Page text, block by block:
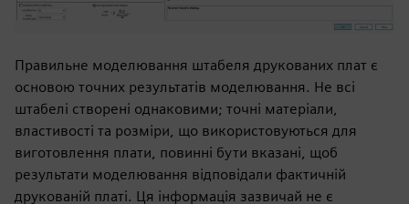
Правильне моделювання штабеля друкованих плат є
основою точних результатів моделювання. Не всі
штабелі створені однаковими; точні матеріали,
властивості та розміри, що використовуються для
виготовлення плати, повинні бути вказані, щоб
результати моделювання відповідали фактичній
друкованій платі. Ця інформація зазвичай не є